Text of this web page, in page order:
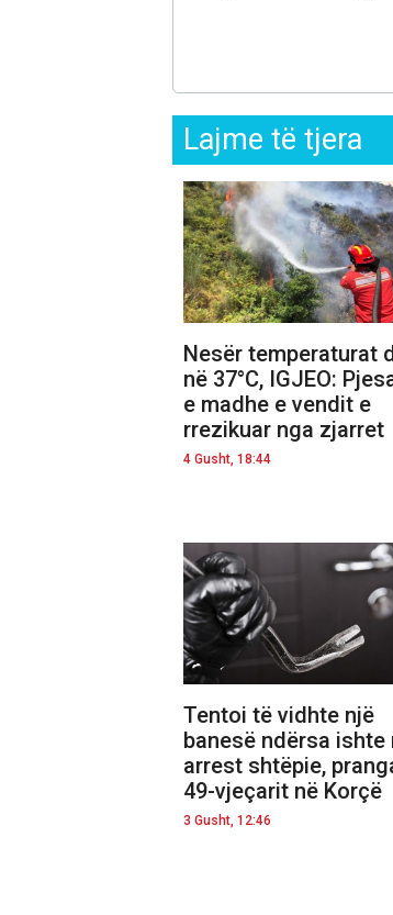
Lajme të tjera
Nesër temperaturat
në 37°C, IGJEO:
e madhe e vendit e
rrezikuar nga zjarret
4 Gusht, 18:44
Tentoi të vidhte një
banesë ndërsa ishte
arrest shtëpie,
49-vjeçarit në Korçë
3 Gusht, 12:46